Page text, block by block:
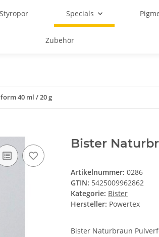
Styropor Specials
Zubehör
40 ml / 20 g
Bister
Artikelnummer: 0286
GTIN: 5425009962862
Kategorie: Bister
Hersteller: Powertex
Bister Naturbraun